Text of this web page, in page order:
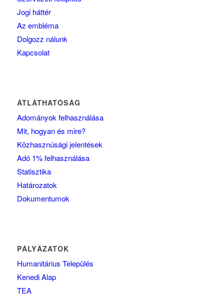
Jogi háttér
Az embléma
Dolgozz nálunk
Kapcsolat
ÁTLÁTHATÓSÁG
Adományok felhasználása
Mit, hogyan és mire?
Közhasznúsági jelentések
Adó 1% felhasználása
Statisztika
Határozatok
Dokumentumok
PÁLYÁZATOK
Humanitárius Település
Kenedi Alap
TEA